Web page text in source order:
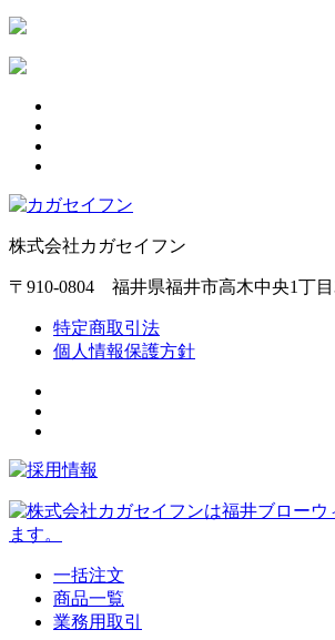
株式会社カガセイフン
〒910-0804 福井県福井市高木中央1丁目
特定商取引法
個人情報保護方針
一括注文
商品一覧
業務用取引